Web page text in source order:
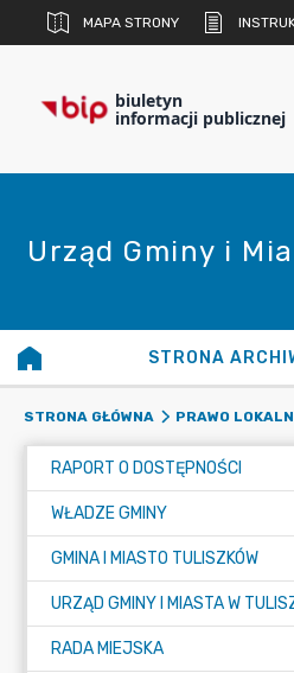
MAPA STRONY
biuletyn
informacji publicznej
Urząd Gminy i
STRONA
STRONA GŁÓWNA PRAWO
RAPORT O DOSTĘPNOŚCI
WŁADZE GMINY
GMINA I MIASTO TULISZKÓW
RADA MIEJSKA